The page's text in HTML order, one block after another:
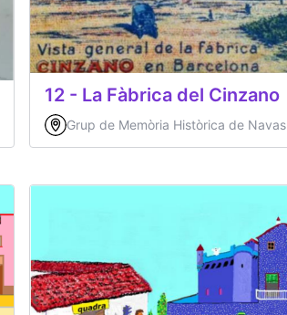
12 - La Fàbrica del Cinzano
Grup de Memòria Històrica de Navas